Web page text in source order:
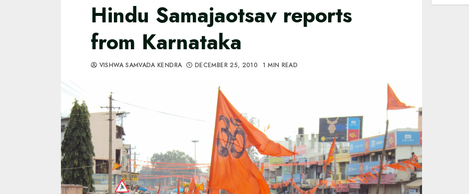
Hindu Samajaotsav reports
from Karnataka
VISHWA SAMVADA KENDRA DECEMBER 25, 2010 1 MIN READ